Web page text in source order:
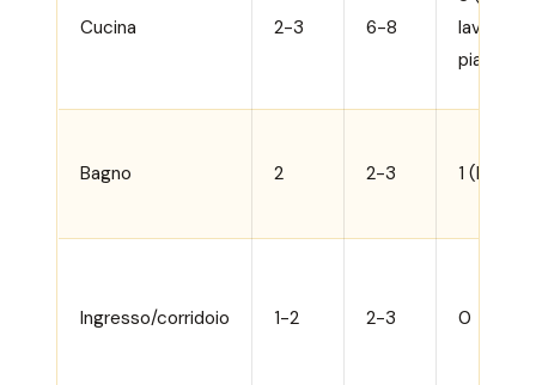
Cucina 2-3 6-8
piano
Bagno 2 2-3 1
Ingresso/corridoio 1-2 2-3 0